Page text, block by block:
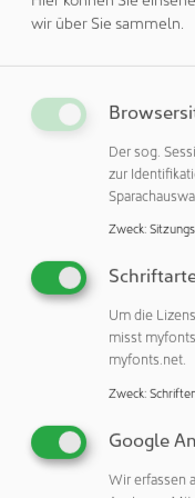
Schutzniveau ab. Um
Hauptunterschiede
ansehen. Obwohl
Isolatoren auf den
gibt es einige große
Einer der
letzterem um einen
eine Vielzahl von
eine
RABS zu gelten,
der International
Handschuhzugang
unidirektionalen
wir über Sie sammeln.
Der sog.
zur
Zweck:
Um die
misst
myfonts.net.
Zweck:
Google
Wir erfassen